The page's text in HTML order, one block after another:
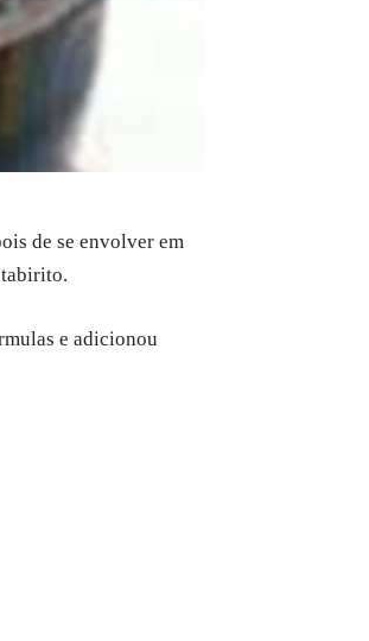
de se envolver em
e adicionou